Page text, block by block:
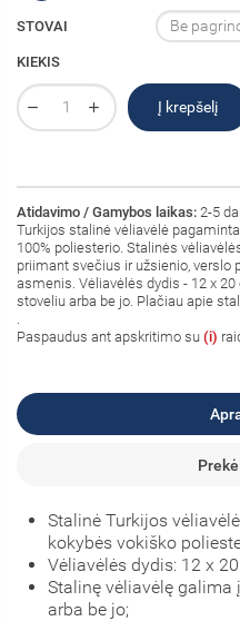
STOVAI
KIEKIS
Į krepšelį
Atidavimo / Gamybos laikas: 2-5
Turkijos stalinė vėliavėlė
100% poliesterio . Stalinės
priimant svečius ir užsienio, verslo
asmenis. Vėliavėlės dydis - 12 x
stoveliu arba be jo. Plačiau apie
Paspaudus ant apskritimo su (i)
Stalinė Turkijos
kokybės vokiško
Vėliavėlės dydis: 12 x
Stalinę vėliavėlę
arba be jo;